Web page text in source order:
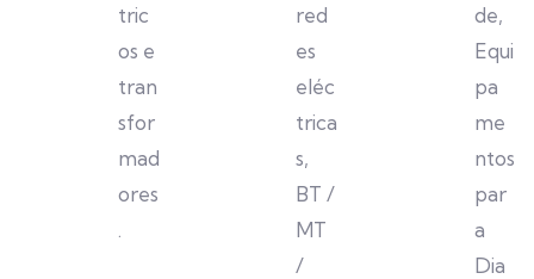
tric
os e
tran
sfor
mad
ores
.
red
es
eléc
trica
s,
BT /
MT
/
de,
Equi
pa
me
ntos
par
a
Dia